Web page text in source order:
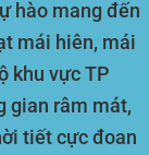
hào mang đến
mái hiên, mái
khu vực TP
gian râm mát,
tiết cực đoan